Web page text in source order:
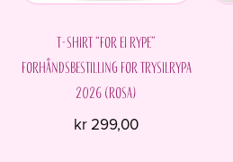
T-shirt “For ei rype”
Forhåndsbestilling for Trysilrypa
2026 (ROSA)
kr 299,00